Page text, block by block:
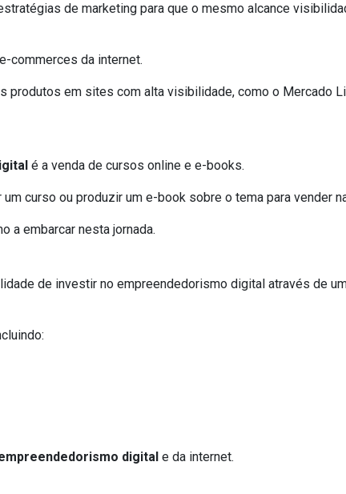
de marketing para que o mesmo alcance
commerces da internet.
produtos em sites com alta visibilidade, como o Mercado
é a venda de cursos online e e-books.
curso ou produzir um e-book sobre o tema para vender
a embarcar nesta jornada.
de investir no empreendedorismo digital através de
digital e da internet.